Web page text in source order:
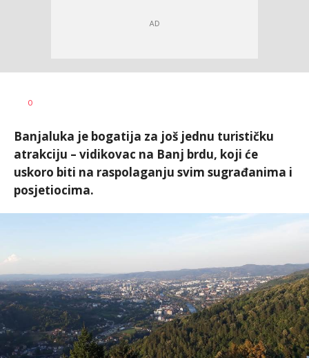
AUTOR
0
Banjaluka je bogatija za još jednu turističku
atrakciju – vidikovac na Banj brdu, koji će
uskoro biti na raspolaganju svim sugrađanima i
posjetiocima.